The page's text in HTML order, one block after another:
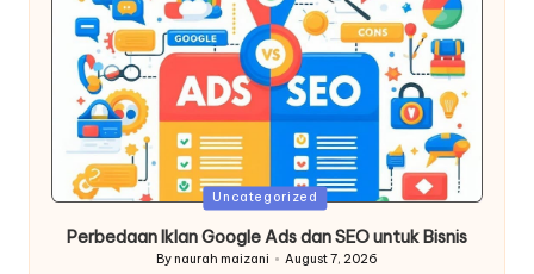
Posted
Uncategorized
Perbedaan Iklan Google Ads dan SEO untuk Bisnis
Posted
By naurah maizani August 7, 2026